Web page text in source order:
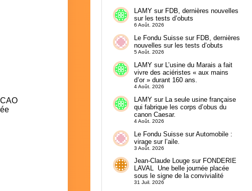
LAMYsur FDB, dernières nouvelles
sur les tests d’obuts
6 Août. 2026
Le Fondu Suissesur FDB, dernières
nouvelles sur les tests d’obuts
5 Août. 2026
LAMYsur L’usine du Marais a fait
vivre des aciéristes « aux mains
d’or » durant 160 ans.
4 Août. 2026
LAMYsur
La seule usine française
qui fabrique les corps d’obus du
canon Caesar.
4 Août. 2026
Le Fondu SuissesurAutomobile :
virage sur l’aile.
3 Août. 2026
Jean-Claude Lougesur FONDERIE
LAVAL Une belle journée placée
sous le signe de la convivialité
31 Juil. 2026